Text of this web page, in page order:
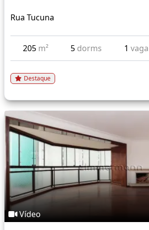
Rua Tucuna
205 m² 5 dorms 1vaga
Destaque
Vídeo